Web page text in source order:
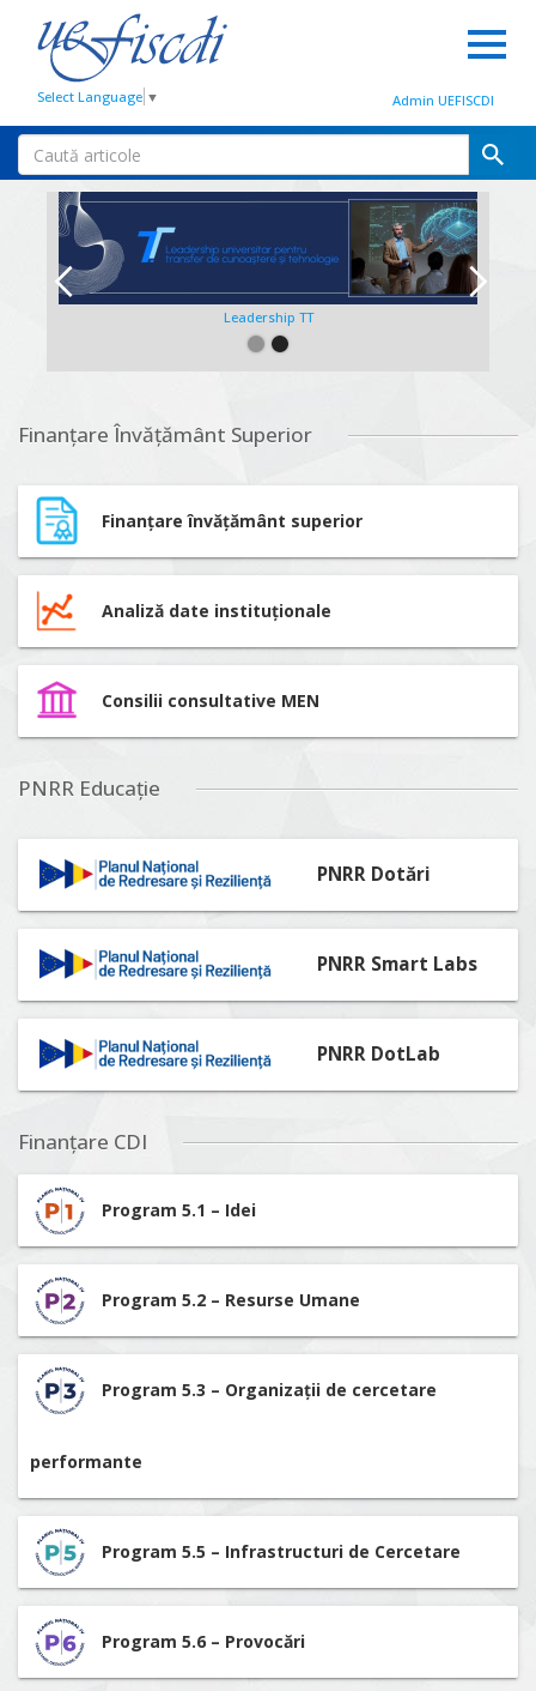
Select Language ▼ Admin UEFISCDI
Leadership TT
Finanțare Învățământ Superior
Finanțare învățământ superior
Analiză date instituționale
Consilii consultative MEN
PNRR Educație
PNRR Dotări
PNRR Smart Labs
PNRR DotLab
Finanțare CDI
Program 5.1 – Idei
Program 5.2 – Resurse Umane
Program 5.3 – Organizații de cercetare
performante
Program 5.5 – Infrastructuri de Cercetare
Program 5.6 – Provocări